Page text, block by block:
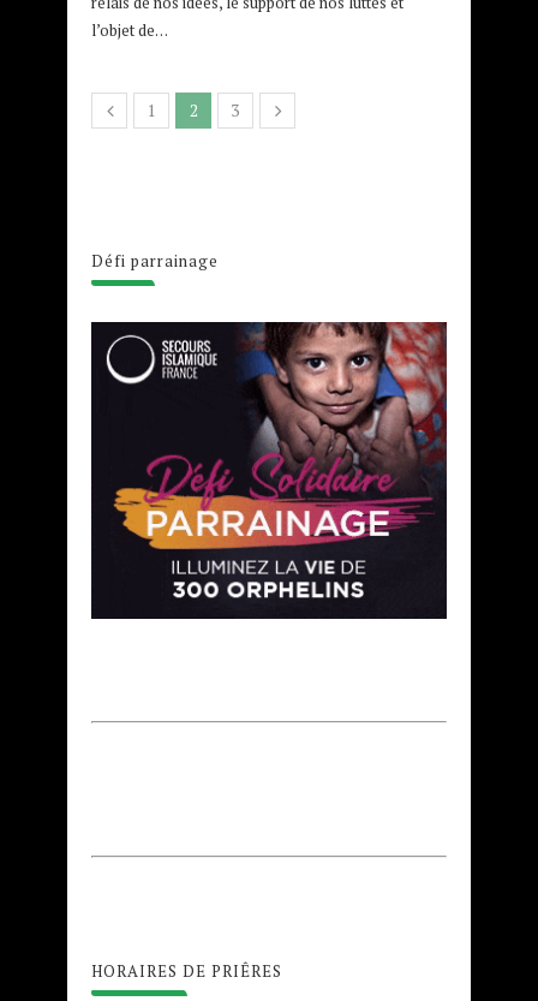
l’objet de…
1 2 3
Défi parrainage
HORAIRES DE PRIÊRES